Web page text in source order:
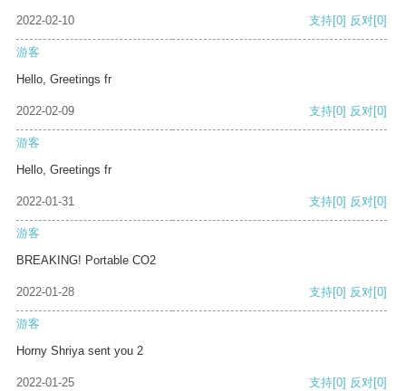
2022-02-10 支持[0] 反对[0]
游客
Hello, Greetings fr
2022-02-09 支持[0] 反对[0]
游客
Hello, Greetings fr
2022-01-31 支持[0] 反对[0]
游客
BREAKING! Portable CO2
2022-01-28 支持[0] 反对[0]
游客
Horny Shriya sent you 2
2022-01-25 支持[0] 反对[0]